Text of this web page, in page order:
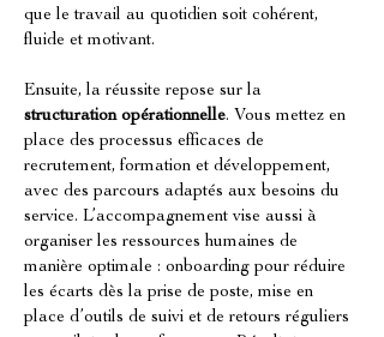
que le travail au quotidien soit cohérent,
fluide et motivant.
Ensuite, la réussite repose sur la
structuration opérationnelle. Vous mettez en
place des processus efficaces de
recrutement, formation et développement,
avec des parcours adaptés aux besoins du
service. L’accompagnement vise aussi à
organiser les ressources humaines de
manière optimale : onboarding pour réduire
les écarts dès la prise de poste, mise en
place d’outils de suivi et de retours réguliers